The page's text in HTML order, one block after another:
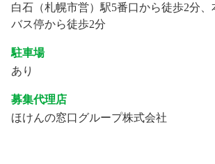
白石（札幌市営）駅5番口から徒歩2分、
バス停から徒歩2分
駐車場
あり
募集代理店
ほけんの窓口グループ株式会社